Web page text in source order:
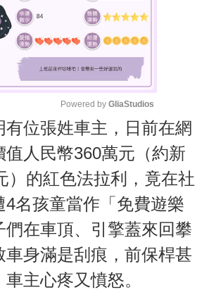
M
u
t
e
Powered by GliaStudios
有位張姓車主，日前在網
值人民幣360萬元（約新
）的紅色法拉利，竟在社
4名孩童當作「免費遊樂
們在車頂、引擎蓋來回攀
車身滿是刮痕，前保桿甚
主心疼又憤怒。